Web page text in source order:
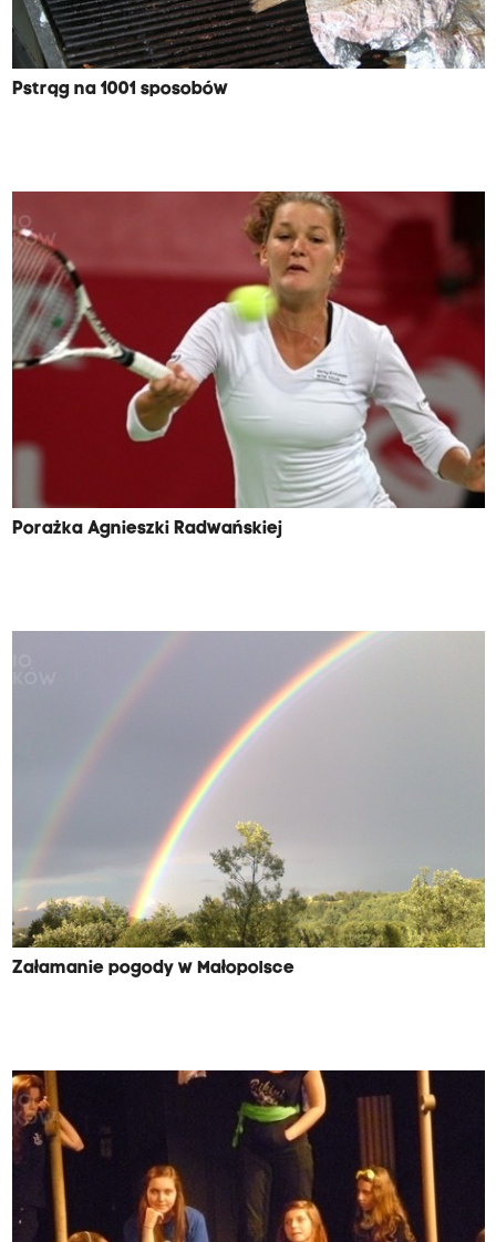
Pstrąg na 1001 sposobów
Porażka Agnieszki Radwańskiej
Załamanie pogody w Małopolsce